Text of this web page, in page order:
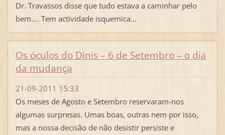
Dr. Travassos disse que tudo estava a caminhar pelo
bem…. Tem actividade isquemica...
Os óculos do Dinis – 6 de Setembro – o dia
da mudança
21-09-2011 15:33
Os meses de Agosto e Setembro reservaram-nos
algumas surpresas. Umas boas, outras nem por isso,
mas a nossa decisão de não desistir persiste e